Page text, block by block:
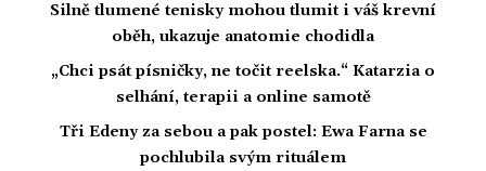
Silně tlumené tenisky mohou tlumit i váš krevní
oběh, ukazuje anatomie chodidla
„Chci psát písničky, ne točit reelska.“ Katarzia o
selhání, terapii a online samotě
Tři Edeny za sebou a pak postel: Ewa Farna se
pochlubila svým rituálem